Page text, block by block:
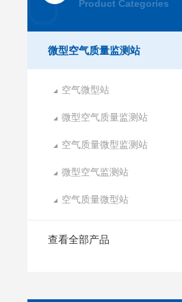
Product Categories
微型空气质量监测站
空气微型站
微型空气质量监测站
空气质量微型监测站
微型空气监测站
空气质量微型站
查看全部产品